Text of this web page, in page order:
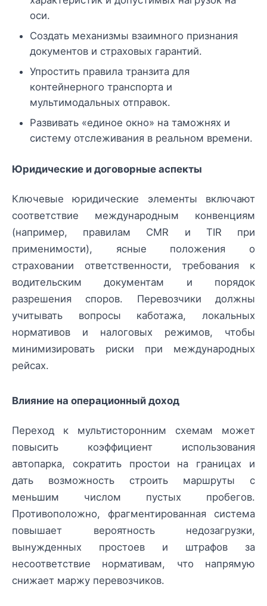
оси.
Создать механизмы взаимного признания
документов и страховых гарантий.
Упростить правила транзита для
контейнерного транспорта и
мультимодальных отправок.
Развивать «единое окно» на таможнях и
систему отслеживания в реальном времени.
Юридические и договорные аспекты
Ключевые юридические элементы включают
соответствие международным конвенциям
(например, правилам CMR и TIR при
применимости), ясные положения о
страховании ответственности, требования к
водительским документам и порядок
разрешения споров. Перевозчики должны
учитывать вопросы каботажа, локальных
нормативов и налоговых режимов, чтобы
минимизировать риски при международных
рейсах.
Влияние на операционный доход
Переход к мультисторонним схемам может
повысить коэффициент использования
автопарка, сократить простои на границах и
дать возможность строить маршруты с
меньшим числом пустых пробегов.
Противоположно, фрагментированная система
повышает вероятность недозагрузки,
вынужденных простоев и штрафов за
несоответствие нормативам, что напрямую
снижает маржу перевозчиков.